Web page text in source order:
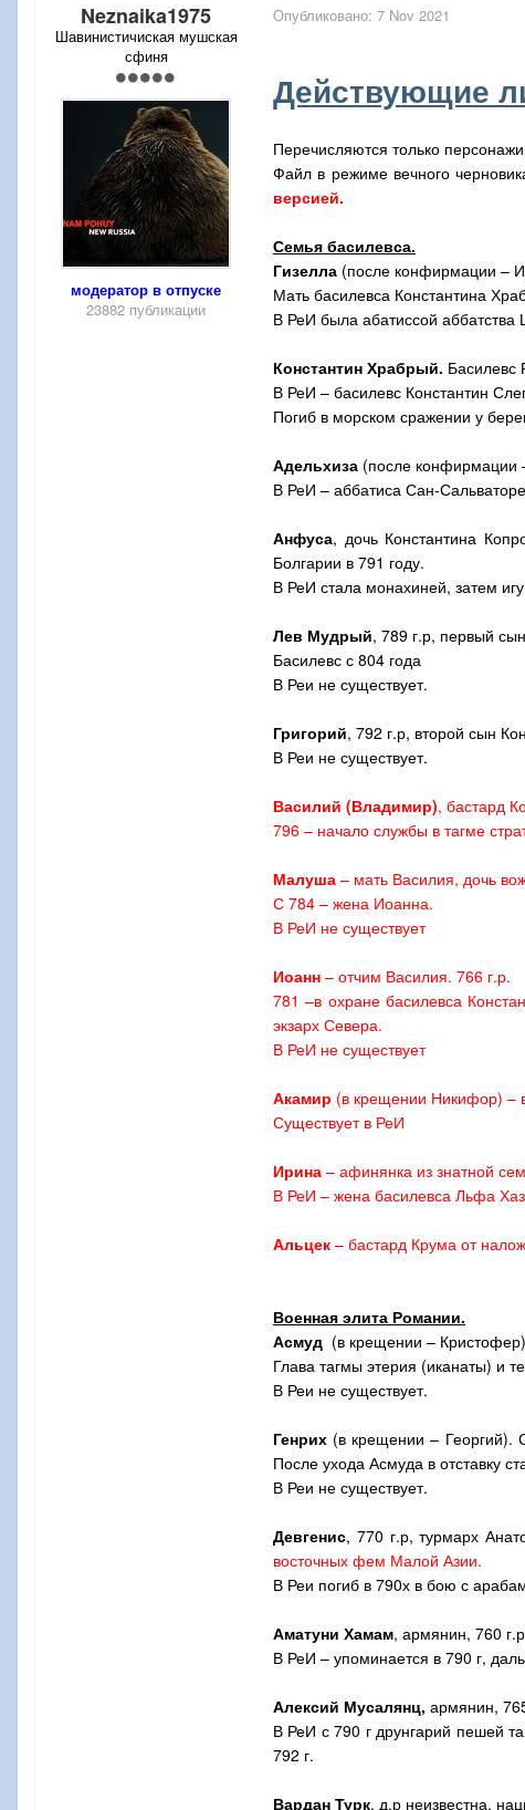
Neznaika1975
Шавинистичиская мушская
сфиня
модератор в отпуске
23882 публикации
Опубликовано: 7 Nov 2021
Действующие
Перечисляются только
Файл в режиме вечного
версией.
Семья басилевса.
Гизелла (после конфирмации –
Мать басилевса Константина
В РеИ была абатиссой
Константин Храбрый. Басилевс
В РеИ – басилевс Константин
Погиб в морском сражении у
Адельхиза (после конфирмации
В РеИ – аббатиса Сан-
Анфуса, дочь Константина
Болгарии в 791 году.
В РеИ стала монахиней, затем
Лев Мудрый, 789 г.р, первый
Басилевс с 804 года
В Реи не существует.
Григорий, 792 г.р, второй сын
В Реи не существует.
Василий (Владимир), бастард
796 – начало службы в тагме
Малуша – мать Василия, дочь
С 784 – жена Иоанна.
В РеИ не существует
Иоанн – отчим Василия. 766 г.р.
781 –в охране басилевса
экзарх Севера.
В РеИ не существует
Акамир (в крещении Никифор) –
Существует в РеИ
Ирина – афинянка из знатной
В РеИ – жена басилевса Льфа
Альцек – бастард Крума от
Военная элита Романии.
Асмуд (в крещении –
Глава тагмы этерия (иканаты) и
В Реи не существует.
Генрих (в крещении – Георгий).
После ухода Асмуда в отставку
В Реи не существует.
Девгенис, 770 г.р, турмарх
восточных фем Малой Азии.
В Реи погиб в 790х в бою с
Аматуни Хамам, армянин, 760
В РеИ – упоминается в 790 г,
Алексий Мусалянц, армянин,
В РеИ с 790 г друнгарий пешей
792 г.
Вардан Турк, д.р неизвестна,